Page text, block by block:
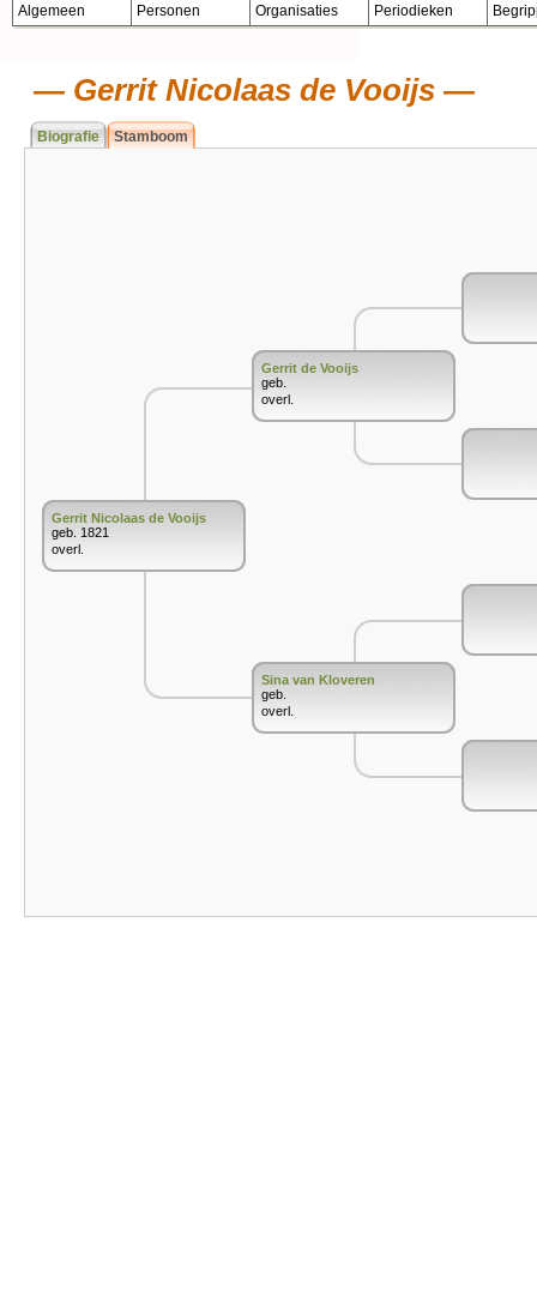
Algemeen Personen Organisaties Periodieken
Gerrit Nicolaas de Vooijs
Biografie Stamboom
Gerrit Nicolaas de Vooijs
geb. 1821
overl.
Gerrit de Vooijs
geb.
overl.
Sina van Kloveren
geb.
overl.